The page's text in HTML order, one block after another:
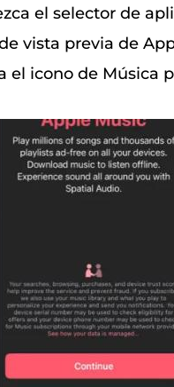
el selector de
vista previa de
el icono de Música